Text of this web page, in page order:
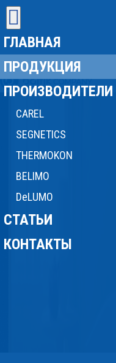
ГЛАВНАЯ
ПРОДУКЦИЯ
ПРОИЗВОДИТЕЛИ
CAREL
SEGNETICS
THERMOKON
BELIMO
DeLUMO
СТАТЬИ
КОНТАКТЫ